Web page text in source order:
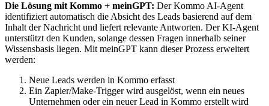
Die Lösung mit Kommo + meinGPT: Der Kommo AI-Agent
identifiziert automatisch die Absicht des Leads basierend auf dem
Inhalt der Nachricht und liefert relevante Antworten. Der KI-Agent
unterstützt den Kunden, solange dessen Fragen innerhalb seiner
Wissensbasis liegen. Mit meinGPT kann dieser Prozess erweitert
werden:
Neue Leads werden in Kommo erfasst
Ein Zapier/Make-Trigger wird ausgelöst, wenn ein neues
Unternehmen oder ein neuer Lead in Kommo erstellt wird